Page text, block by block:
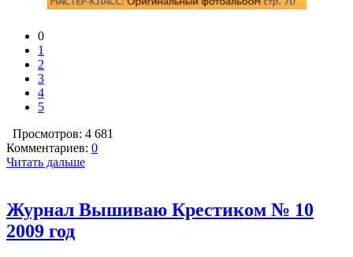
0
1
2
3
4
5
Просмотров: 4 681
Комментариев: 0
Читать дальше
Журнал Вышиваю Крестиком № 10
2009 год